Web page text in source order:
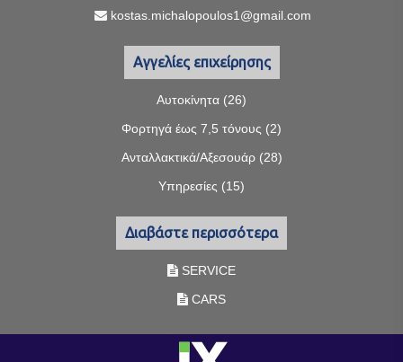
kostas.michalopoulos1@gmail.com
Αγγελίες επιχείρησης
Αυτοκίνητα (26)
Φορτηγά έως 7,5 τόνους (2)
Ανταλλακτικά/Αξεσουάρ (28)
Υπηρεσίες (15)
Διαβάστε περισσότερα
SERVICE
CARS